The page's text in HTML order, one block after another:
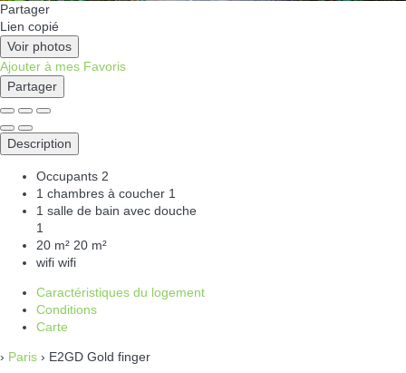
Partager
Lien copié
Voir photos
Ajouter à mes Favoris
Partager
Description
Occupants 2
1 chambres à coucher 1
1 salle de bain avec douche
1
20 m² 20 m²
wifi wifi
Caractéristiques du logement
Conditions
Carte
› Paris › E2GD Gold finger